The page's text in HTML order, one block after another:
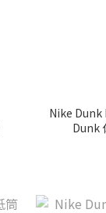
Nike Dunk
Dunk